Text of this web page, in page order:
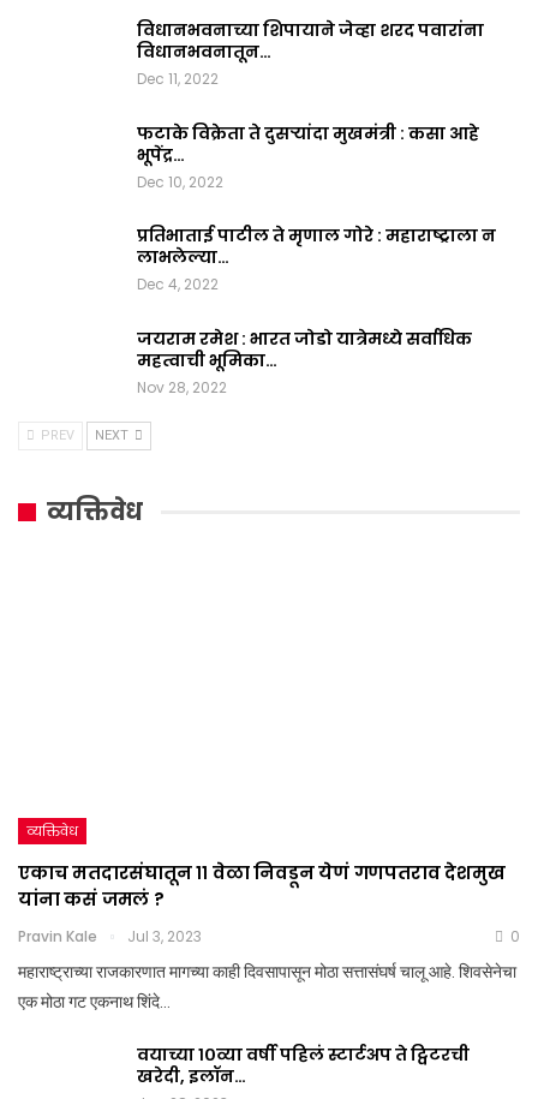
विधानभवनाच्या शिपायाने जेव्हा शरद पवारांना
विधानभवनातून…
Dec 11, 2022
फटाके विक्रेता ते दुसऱ्यांदा मुखमंत्री : कसा आहे
भूपेंद्र…
Dec 10, 2022
प्रतिभाताई पाटील ते मृणाल गोरे : महाराष्ट्राला न
लाभलेल्या…
Dec 4, 2022
जयराम रमेश : भारत जोडो यात्रेमध्ये सर्वाधिक
महत्वाची भूमिका…
Nov 28, 2022
PREV NEXT
व्यक्तिवेध
व्यक्तिवेध
एकाच मतदारसंघातून ११ वेळा निवडून येणं गणपतराव देशमुख
यांना कसं जमलं ?
Pravin Kale Jul 3, 2023 0
महाराष्ट्राच्या राजकारणात मागच्या काही दिवसापासून मोठा सत्तासंघर्ष चालू आहे. शिवसेनेचा
एक मोठा गट एकनाथ शिंदे…
वयाच्या १०व्या वर्षी पहिलं स्टार्टअप ते ट्विटरची
खरेदी, इलॉन…